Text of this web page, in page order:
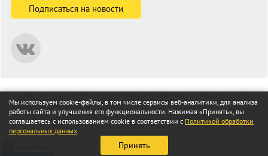
© informat.ru — Интернет-магазин канцелярских товаров. 2001—
2026
Все права защищены
Мы используем cookie-файлы, в том числе сервисы веб-аналитики, для анализа
работы сайта и улучшения его функциональности. Нажимая «Принять», вы
соглашаетесь с использованием cookie в соответствии с Политикой обработки
персональных данных.
Принять